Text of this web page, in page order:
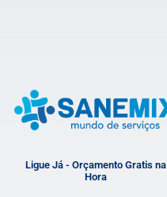
Ligue Já - Orçamento Gratis na
Hora